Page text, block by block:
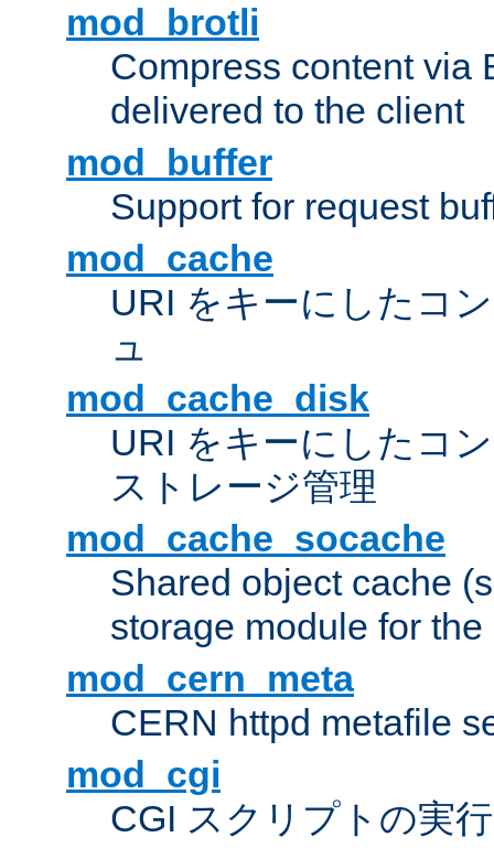
mod_brotli
Compress content via
delivered to the client
mod_buffer
Support for request
mod_cache
URI をキーにしたコ
ュ
mod_cache_disk
URI をキーにしたコ
ストレージ管理
mod_cache_socache
Shared object cache
storage module for
mod_cern_meta
CERN httpd metafile
mod_cgi
CGI スクリプトの実行